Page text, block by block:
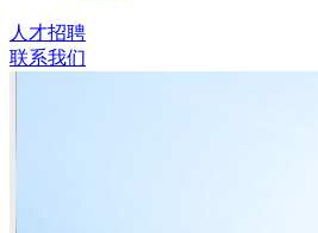
人才招聘
联系我们